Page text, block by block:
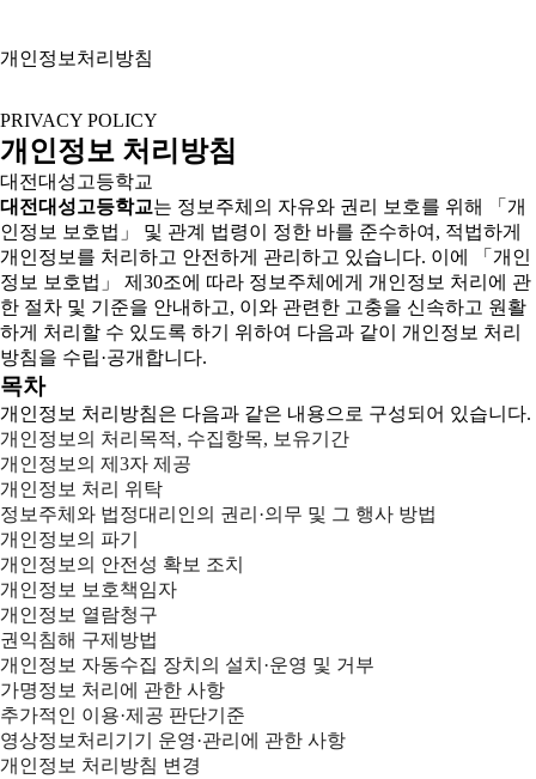
개인정보처리방침
PRIVACY POLICY
개인정보 처리방침
대전대성고등학교
대전대성고등학교는 정보주체의 자유와 권리 보호를 위해 「개
인정보 보호법」 및 관계 법령이 정한 바를 준수하여, 적법하게
개인정보를 처리하고 안전하게 관리하고 있습니다. 이에 「개인
정보 보호법」 제30조에 따라 정보주체에게 개인정보 처리에 관
한 절차 및 기준을 안내하고, 이와 관련한 고충을 신속하고 원활
하게 처리할 수 있도록 하기 위하여 다음과 같이 개인정보 처리
방침을 수립·공개합니다.
목차
개인정보 처리방침은 다음과 같은 내용으로 구성되어 있습니다.
개인정보의 처리목적, 수집항목, 보유기간
개인정보의 제3자 제공
개인정보 처리 위탁
정보주체와 법정대리인의 권리·의무 및 그 행사 방법
개인정보의 파기
개인정보의 안전성 확보 조치
개인정보 보호책임자
개인정보 열람청구
권익침해 구제방법
개인정보 자동수집 장치의 설치·운영 및 거부
가명정보 처리에 관한 사항
추가적인 이용·제공 판단기준
영상정보처리기기 운영·관리에 관한 사항
개인정보 처리방침 변경